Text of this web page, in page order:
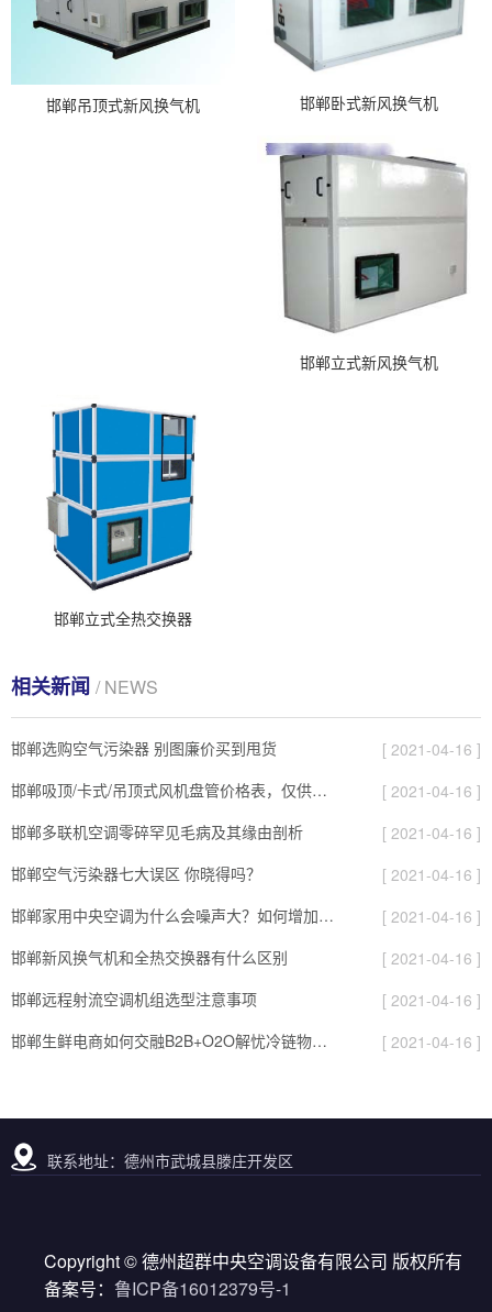
邯郸吊顶式新风换气机 邯郸卧式新风换气机
邯郸立式新风换气机
邯郸立式全热交换器
相关新闻 / NEWS
邯郸选购空气污染器 别图廉价买到甩货
[ 2021-04-16 ]
邯郸吸顶/卡式/吊顶式风机盘管价格表，仅供参考，具体价格需要电话联系。
[ 2021-04-16 ]
邯郸多联机空调零碎罕见毛病及其缘由剖析
[ 2021-04-16 ]
邯郸空气污染器七大误区 你晓得吗？
[ 2021-04-16 ]
邯郸家用中央空调为什么会噪声大？如何增加空调乐音
[ 2021-04-16 ]
邯郸新风换气机和全热交换器有什么区别
[ 2021-04-16 ]
邯郸远程射流空调机组选型注意事项
[ 2021-04-16 ]
邯郸生鲜电商如何交融B2B+O2O解忧冷链物流？
[ 2021-04-16 ]
联系地址：德州市武城县滕庄开发区
Copyright © 德州超群中央空调设备有限公司 版权所有
备案号： 鲁ICP备16012379号-1